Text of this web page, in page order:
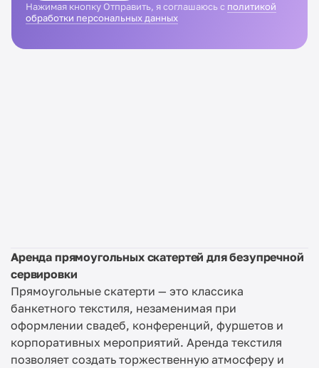
Нажимая кнопку Отправить, я соглашаюсь с политикой
обработки персональных данных
Аренда прямоугольных скатертей для безупречной
сервировки
Прямоугольные скатерти — это классика
банкетного текстиля, незаменимая при
оформлении свадеб, конференций, фуршетов и
корпоративных мероприятий. Аренда текстиля
позволяет создать торжественную атмосферу и